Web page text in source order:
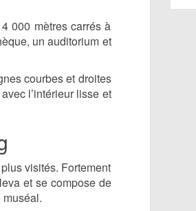
000 mètres carrés à
un auditorium et
courbes et droites
l’intérieur lisse et
visités. Fortement
et se compose de